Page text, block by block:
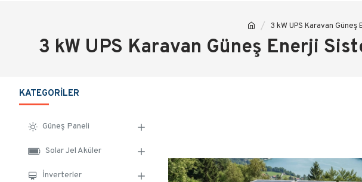
3 kW UPS Karavan
3 kW UPS Karavan Güneş Enerji
KATEGORILER
Güneş Paneli
Solar Jel Aküler
İnverterler